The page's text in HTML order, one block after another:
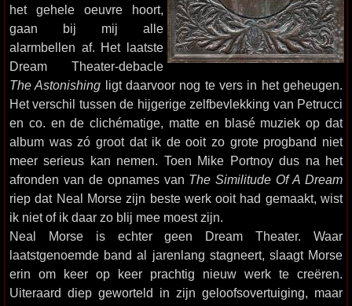
het gehele oeuvre hoort,
gaan bij mij alle
alarmbellen af. Het laatste
Dream Theater-debacle
The Astonishing ligt daarvoor nog te vers in het geheugen.
Het verschil tussen de hijgerige zelfbevlekking van Petrucci
en co. en de clichématige, matte en blasé muziek op dat
album was zó groot dat ik de ooit zo grote progband niet
meer serieus kan nemen. Toen Mike Portnoy dus na het
afronden van de opnames van The Similitude Of A Dream
riep dat Neal Morse zijn beste werk ooit had gemaakt, wist
ik niet of ik daar zo blij mee moest zijn.
Neal Morse is echter geen Dream Theater. Waar
laatstgenoemde band al jarenlang stagneert, slaagt Morse
erin om keer op keer prachtig nieuw werk te creëren.
Uiteraard diep geworteld in zijn geloofsovertuiging, maar